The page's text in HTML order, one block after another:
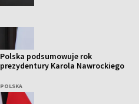
Polska podsumowuje rok
prezydentury Karola Nawrockiego
POLSKA